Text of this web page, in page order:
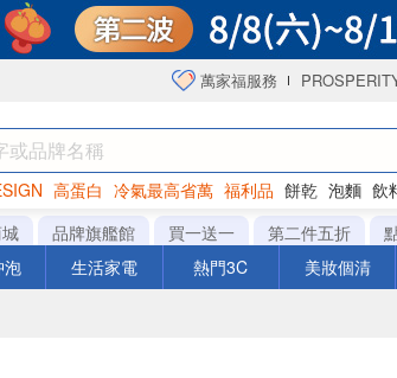
萬家福服務
高蛋白 冷氣最高省萬 福利品 餅乾 泡麵 飲
海苔
品牌旗艦館 買一送一 第二件五折
泡 生活家電 熱門3C 美妝個清